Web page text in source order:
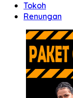
Tokoh
Renungan